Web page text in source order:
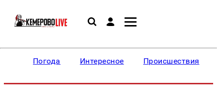
Погода Интересное Происшествия